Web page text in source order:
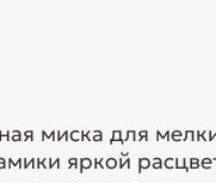
миска для
яркой